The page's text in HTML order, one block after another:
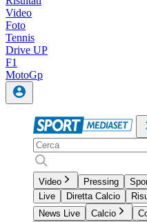
Video
Foto
Tennis
Drive UP
F1
MotoGp
Video Pressing
Live
Diretta Calcio
News Live
Calcio